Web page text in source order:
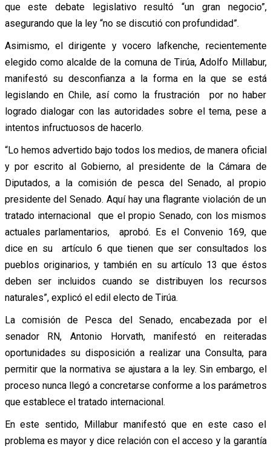
que este debate legislativo resultó “un gran negocio”,
asegurando que la ley “no se discutió con profundidad”.
Asimismo, el dirigente y vocero lafkenche, recientemente
elegido como alcalde de la comuna de Tirúa, Adolfo Millabur,
manifestó su desconfianza a la forma en la que se está
legislando en Chile, así como la frustración por no haber
logrado dialogar con las autoridades sobre el tema, pese a
intentos infructuosos de hacerlo.
“Lo hemos advertido bajo todos los medios, de manera oficial
y por escrito al Gobierno, al presidente de la Cámara de
Diputados, a la comisión de pesca del Senado, al propio
presidente del Senado. Aquí hay una flagrante violación de un
tratado internacional que el propio Senado, con los mismos
actuales parlamentarios, aprobó. Es el Convenio 169, que
dice en su artículo 6 que tienen que ser consultados los
pueblos originarios, y también en su artículo 13 que éstos
deben ser incluidos cuando se distribuyen los recursos
naturales”, explicó el edil electo de Tirúa.
La comisión de Pesca del Senado, encabezada por el
senador RN, Antonio Horvath, manifestó en reiteradas
oportunidades su disposición a realizar una Consulta, para
permitir que la normativa se ajustara a la ley. Sin embargo, el
proceso nunca llegó a concretarse conforme a los parámetros
que establece el tratado internacional.
En este sentido, Millabur manifestó que en este caso el
problema es mayor y dice relación con el acceso y la garantía